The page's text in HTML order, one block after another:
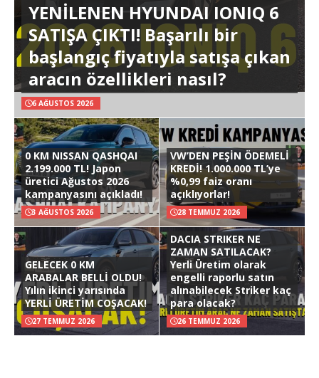
YENİLENEN HYUNDAI IONIQ 6
SATIŞA ÇIKTI! Başarılı bir
başlangıç fiyatıyla satışa çıkan
aracın özellikleri nasıl?
6 AĞUSTOS 2026
0 KM NISSAN QASHQAI
2.199.000 TL! Japon
üretici Ağustos 2026
kampanyasını açıkladı!
3 AĞUSTOS 2026
VW’DEN PEŞİN ÖDEMELİ
KREDİ! 1.000.000 TL’ye
%0,99 faiz oranı
açıklıyorlar!
28 TEMMUZ 2026
GELECEK 0 KM
ARABALAR BELLİ OLDU!
Yılın ikinci yarısında
YERLİ ÜRETİM COŞACAK!
27 TEMMUZ 2026
DACIA STRIKER NE
ZAMAN SATILACAK?
Yerli Üretim olarak
engelli raporlu satın
alınabilecek Striker kaç
para olacak?
26 TEMMUZ 2026